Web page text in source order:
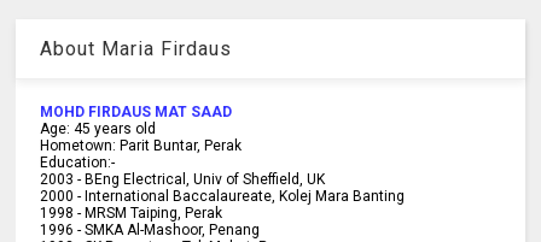
About Maria Firdaus
MOHD FIRDAUS MAT SAAD
Age: 45 years old
Hometown: Parit Buntar, Perak
Education:-
2003 -BEng Electrical, Univ of Sheffield, UK
2000 -International Baccalaureate, Kolej Mara Banting
1998 -MRSM Taiping, Perak
1996 - SMKA Al-Mashoor, Penang